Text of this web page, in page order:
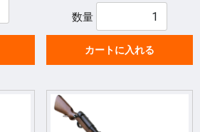
数量
カートに入れる